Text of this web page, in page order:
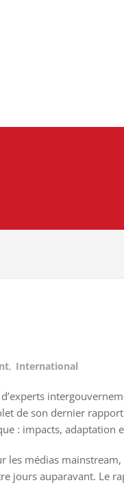
, International
de son dernier
: impacts, adaptation
les médias
jours auparavant. Le